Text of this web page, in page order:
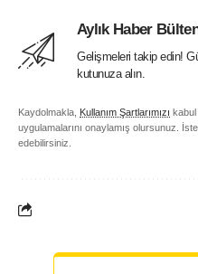
Aylık Haber
Gelişmeleri takip edin!
kutunuza alın.
Kaydolmakla, Kullanım Şartlarımızı
uygulamalarını onaylamış olursunuz.
edebilirsiniz.